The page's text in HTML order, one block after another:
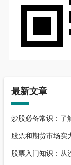
最新文章
炒股必备常识：了
股票和期货市场实
股票入门知识：从